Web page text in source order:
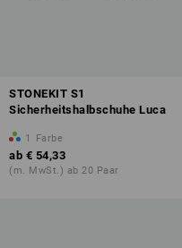
STONEKIT S1
Sicherheitshalbschuhe Luca
1 Farbe
ab € 54,33
(m. MwSt.) ab 20 Paar